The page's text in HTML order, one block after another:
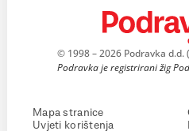
© 1998 – 2026 Podravka
Podravka je registrirani žig
Mapa stranice
Uvjeti korištenja